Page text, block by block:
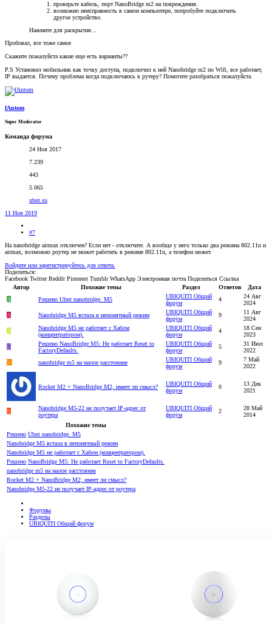
проверьте кабель, порт NanoBridge m2 на повреждения.
возможно неисправность в самом компьютере, попробуйте подключить
другое устройство.
Нажмите для раскрытия...
Пробовал, все тоже самое
Скажите пожалуйста какие еще есть варианты??
P.S Установил мобильник как точку доступа, подключил к ней Nanobridge m2 по Wifi, все работает,
IP выдается. Почему проблема когда подключаюсь к рутеру? Помогите разобраться пожалуйста.
fAntom
Super Moderator
Команда форума
24 Ноя 2017
7.239
443
5.065
ubnt.su
11 Ноя 2019
#7
На nanobridge airmax отключен? Если нет - отключите. А вообще у него только два режима 802.11n и
airmax, возможно роутер не может работать в режиме 802.11n, а телефон может.
Войдите или зарегистрируйтесь для ответа.
Поделиться:
Facebook Twitter Reddit Pinterest Tumblr WhatsApp Электронная почта Поделиться Ссылка
Автор
Похожие темы Раздел Ответов
Дата
A
Решено Ubnt nanobridge. M5
UBIQUITI Общий
форум
4
24 Авг
2024
A
Nanobridge M5 встала в непонятный режим
UBIQUITI Общий
форум
9
11 Авг
2024
A
Nanobridge M5 не работает с Хабом
(концентратором).
UBIQUITI Общий
форум
4
18 Сен
2023
U
Решено NanoBridge M5: Не работает Reset to
FactoryDefaults.
UBIQUITI Общий
форум
5
31 Июл
2022
M
nanobridge m5 на малое расстояние
UBIQUITI Общий
форум
9
7 Май
2022
Rocket M2 + NanoBridge M2, имеет ли смысл?
UBIQUITI Общий
форум
0
13 Дек
2021
K
Nanobridge M5-22 не получает IP-адрес от
роутера
UBIQUITI Общий
форум
2
28 Май
2014
Похожие темы
Решено Ubnt nanobridge. M5
Nanobridge M5 встала в непонятный режим
Nanobridge M5 не работает с Хабом (концентратором).
Решено NanoBridge M5: Не работает Reset to FactoryDefaults.
nanobridge m5 на малое расстояние
Rocket M2 + NanoBridge M2, имеет ли смысл?
Nanobridge M5-22 не получает IP-адрес от роутера
Форумы
Разделы
UBIQUITI Общий форум